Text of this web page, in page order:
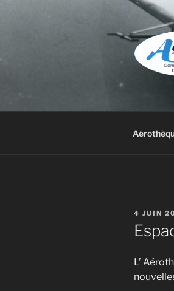
PUBLIÉ
LE
4 JUIN
L’